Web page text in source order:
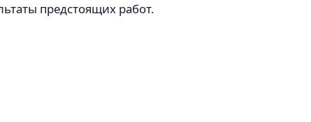
предстоящих работ.